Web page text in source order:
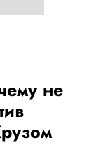
не